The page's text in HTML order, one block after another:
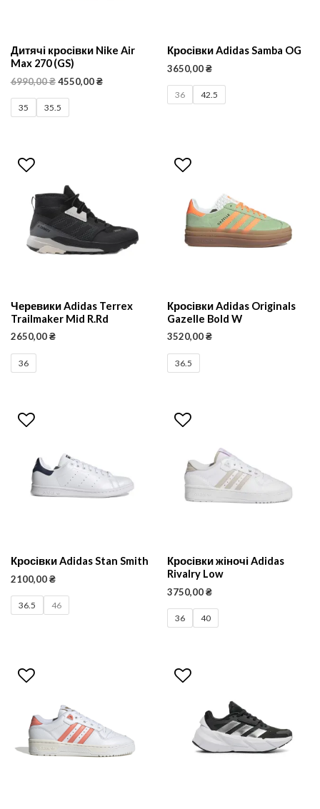
Дитячі кросівки Nike Air
Max 270 (GS)
6990,00₴ 4550,00₴
35 35.5
Кросівки Adidas Samba OG
3650,00₴
36 42.5
Черевики Adidas Terrex
Trailmaker Mid R.Rd
2650,00₴
36
Кросівки Adidas Originals
Gazelle Bold W
3520,00₴
36.5
Кросівки Adidas Stan Smith
2100,00₴
36.5 46
Кросівки жіночі Adidas
Rivalry Low
3750,00₴
36 40